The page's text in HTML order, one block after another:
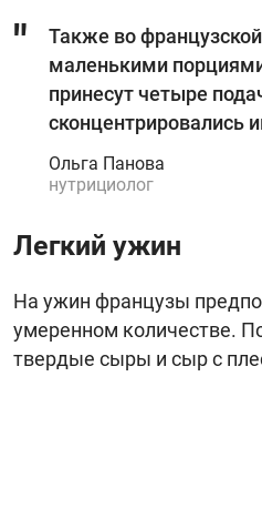
Также во
маленькими
принесут четыре
сконцентрировались
Ольга Панова
нутрициолог
Легкий ужин
На ужин французы
умеренном количестве.
твердые сыры и сыр с